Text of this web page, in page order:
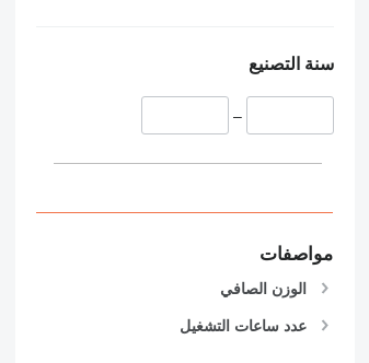
سنة التصنيع
–
مواصفات
الوزن الصافي
عدد ساعات التشغيل